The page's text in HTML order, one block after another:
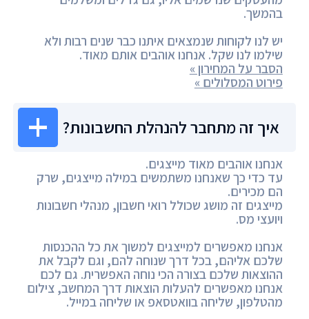
בהמשך.
יש לנו לקוחות שנמצאים איתנו כבר שנים רבות ולא
שילמו לנו שקל. אנחנו אוהבים אותם מאוד.
הסבר על המחירון »
פירוט המסלולים »
איך זה מתחבר להנהלת החשבונות?
אנחנו אוהבים מאוד מייצגים.
עד כדי כך שאנחנו משתמשים במילה מייצגים, שרק
הם מכירים.
מייצגים זה מושג שכולל רואי חשבון, מנהלי חשבונות
ויועצי מס.
אנחנו מאפשרים למייצגים למשוך את כל ההכנסות
שלכם אליהם, בכל דרך שנוחה להם, וגם לקבל את
ההוצאות שלכם בצורה הכי נוחה האפשרית. גם לכם
אנחנו מאפשרים להעלות הוצאות דרך המחשב, צילום
מהטלפון, שליחה בוואטסאפ או שליחה במייל.